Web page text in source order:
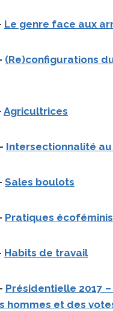
Le genre face aux
(Re)configurations
Agricultrices
Intersectionnalité
Sales boulots
Pratiques
Habits de travail
Présidentielle 2017 –
hommes et des